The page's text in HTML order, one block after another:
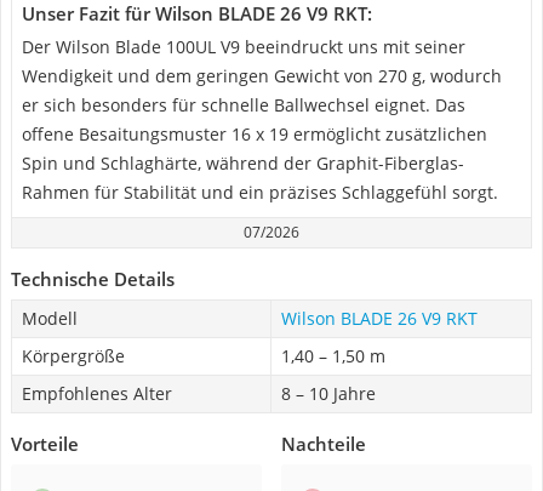
Unser Fazit für Wilson ‎BLADE 26 V9 RKT:
Der Wilson Blade 100UL V9 beeindruckt uns mit seiner
Wendigkeit und dem geringen Gewicht von 270 g, wodurch
er sich besonders für schnelle Ballwechsel eignet. Das
offene Besaitungsmuster 16 x 19 ermöglicht zusätzlichen
Spin und Schlaghärte, während der Graphit-Fiberglas-
Rahmen für Stabilität und ein präzises Schlaggefühl sorgt.
07/2026
Technische Details
Modell
Wilson ‎BLADE 26 V9 RKT
Körpergröße
1,40 – 1,50 m
Empfohlenes Alter
8 – 10 Jahre
Vorteile Nachteile